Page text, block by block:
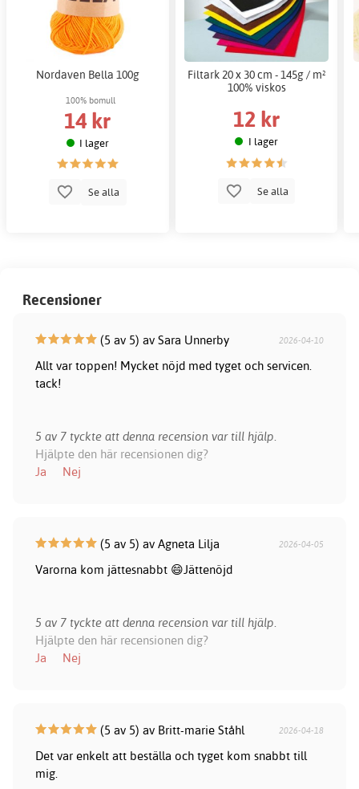
Nordaven Bella 100g
100% bomull
14 kr
I lager
Se alla
Filtark 20 x 30 cm - 145g / m²
100% viskos
12 kr
I lager
Se alla
Recensioner
(5 av 5) av Sara Unnerby 2026-04-10
Allt var toppen! Mycket nöjd med tyget och servicen.
tack!
5 av 7 tyckte att denna recension var till hjälp.
Hjälpte den här recensionen dig?
Ja
Nej
(5 av 5) av Agneta Lilja 2026-04-05
Varorna kom jättesnabbt 😄Jättenöjd
5 av 7 tyckte att denna recension var till hjälp.
Hjälpte den här recensionen dig?
Ja
Nej
(5 av 5) av Britt-marie Ståhl 2026-04-18
Det var enkelt att beställa och tyget kom snabbt till
mig.